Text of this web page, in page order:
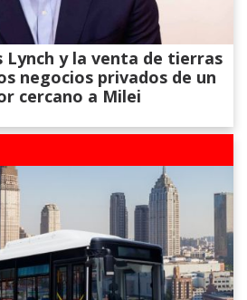
Lynch y la venta de tierras
negocios privados de un
cercano a Milei